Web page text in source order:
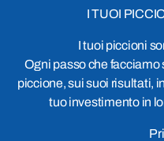
I TUOI
I tuoi piccioni
Ogni passo che
piccione, sui suoi risultati,
tuo investimento in